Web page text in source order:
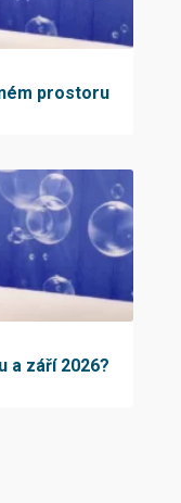
prostoru
a září 2026?